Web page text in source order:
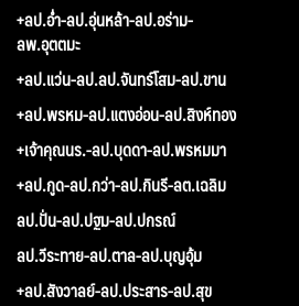
+ลป.อ่ำ-ลป.อุ่นหล้า-ลป.อร่าม-
ลพ.อุตตมะ
+ลป.แว่น-ลป.ลป.จันทร์โสม-ลป.ขาน
+ลป.พรหม-ลป.แตงอ่อน-ลป.สิงห์ทอง
+เจ้าคุณนร.-ลป.บุดดา-ลป.พรหมมา
+ลป.กูด-ลป.กว่า-ลป.กินรี-ลต.เฉลิม
ลป.ปั่น-ลป.ปฐม-ลป.ปกรณ์
ลป.วีระทาย-ลป.ตาล-ลป.บุญอุ้ม
+ลป.สังวาลย์-ลป.ประสาร-ลป.สุข